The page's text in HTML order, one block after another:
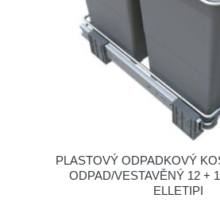
PLASTOVÝ ODPADKOVÝ
ODPAD/VESTAVĚNÝ 12 +
ELLETIPI